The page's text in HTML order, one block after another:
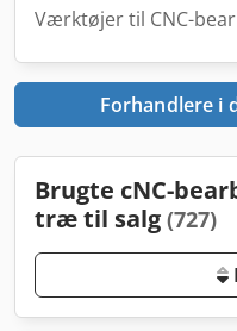
Værktøjer til CNC-
Forhandlere i
Brugte cNC-
træ til salg (727)